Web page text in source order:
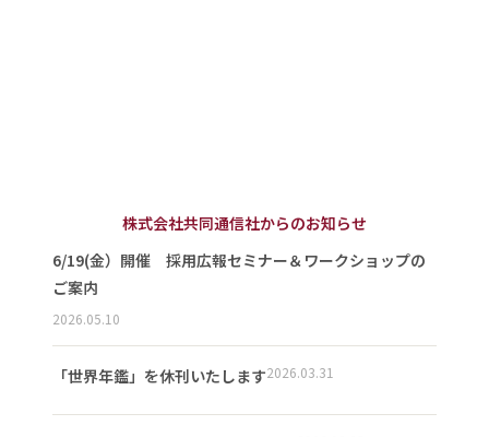
株式会社共同通信社からのお知らせ
6/19(金）開催 採用広報セミナー＆ワークショップの
ご案内
2026.05.10
「世界年鑑」を休刊いたします2026.03.31